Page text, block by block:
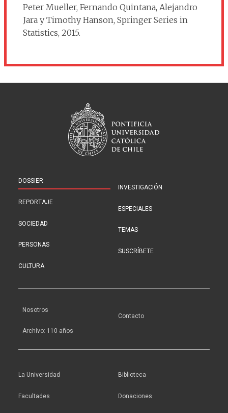
Peter Mueller, Fernando Quintana, Alejandro
Jara y Timothy Hanson, Springer Series in
Statistics, 2015.
DOSSIER
REPORTAJE
SOCIEDAD
PERSONAS
CULTURA
INVESTIGACIÓN
ESPECIALES
TEMAS
SUSCRÍBETE
Nosotros
Archivo: 110 años
Contacto
La Universidad
Facultades
Biblioteca
Donaciones